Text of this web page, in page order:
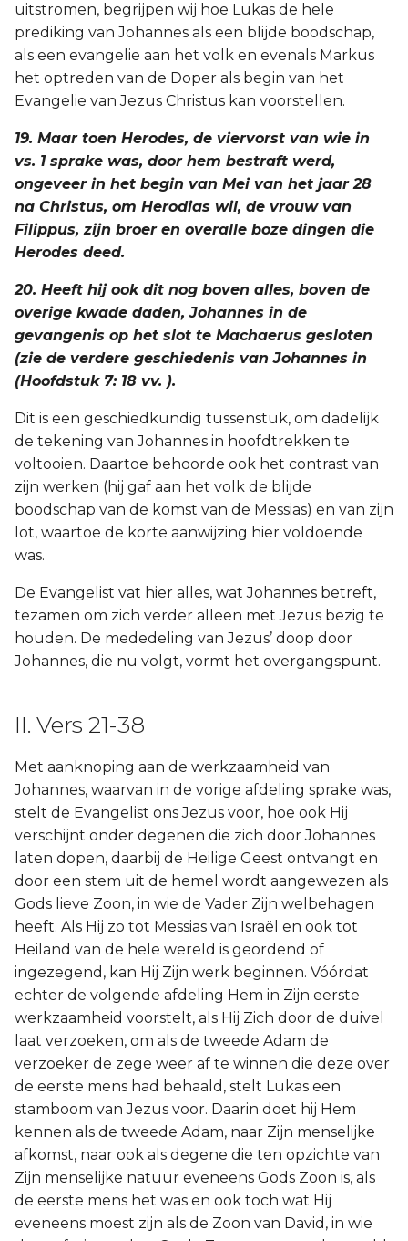
uitstromen, begrijpen wij hoe Lukas de hele
prediking van Johannes als een blijde boodschap,
als een evangelie aan het volk en evenals Markus
het optreden van de Doper als begin van het
Evangelie van Jezus Christus kan voorstellen.
19. Maar toen Herodes, de viervorst van wie in
vs. 1 sprake was, door hem bestraft werd,
ongeveer in het begin van Mei van het jaar 28
na Christus, om Herodias wil, de vrouw van
Filippus, zijn broer en overalle boze dingen die
Herodes deed.
20. Heeft hij ook dit nog boven alles, boven de
overige kwade daden, Johannes in de
gevangenis op het slot te Machaerus gesloten
(zie de verdere geschiedenis van Johannes in
(Hoofdstuk 7: 18 vv. ).
Dit is een geschiedkundig tussenstuk, om dadelijk
de tekening van Johannes in hoofdtrekken te
voltooien. Daartoe behoorde ook het contrast van
zijn werken (hij gaf aan het volk de blijde
boodschap van de komst van de Messias) en van zijn
lot, waartoe de korte aanwijzing hier voldoende
was.
De Evangelist vat hier alles, wat Johannes betreft,
tezamen om zich verder alleen met Jezus bezig te
houden. De mededeling van Jezus’ doop door
Johannes, die nu volgt, vormt het overgangspunt.
II. Vers 21-38
Met aanknoping aan de werkzaamheid van
Johannes, waarvan in de vorige afdeling sprake was,
stelt de Evangelist ons Jezus voor, hoe ook Hij
verschijnt onder degenen die zich door Johannes
laten dopen, daarbij de Heilige Geest ontvangt en
door een stem uit de hemel wordt aangewezen als
Gods lieve Zoon, in wie de Vader Zijn welbehagen
heeft. Als Hij zo tot Messias van Israël en ook tot
Heiland van de hele wereld is geordend of
ingezegend, kan Hij Zijn werk beginnen. Vóórdat
echter de volgende afdeling Hem in Zijn eerste
werkzaamheid voorstelt, als Hij Zich door de duivel
laat verzoeken, om als de tweede Adam de
verzoeker de zege weer af te winnen die deze over
de eerste mens had behaald, stelt Lukas een
stamboom van Jezus voor. Daarin doet hij Hem
kennen als de tweede Adam, naar Zijn menselijke
afkomst, naar ook als degene die ten opzichte van
Zijn menselijke natuur eveneens Gods Zoon is, als
de eerste mens het was en ook toch wat Hij
eveneens moest zijn als de Zoon van David, in wie